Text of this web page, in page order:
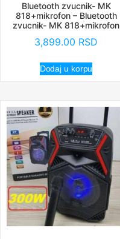
Bluetooth zvucnik- MK
818+mikrofon – Bluetooth
zvucnik- MK 818+mikrofon
3,899.00 RSD
Dodaj u korpu